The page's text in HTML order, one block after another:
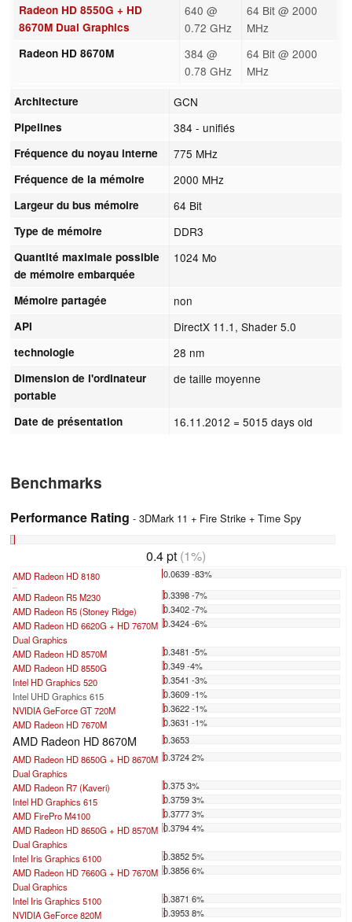
Radeon HD 8550G + HD
8670M Dual Graphics
640 @
0.72 GHz
64 Bit @ 2000
MHz
Radeon HD 8670M
384 @
0.78 GHz
64 Bit @ 2000
MHz
Architecture GCN
Pipelines 384 - unifiés
Fréquence du noyau interne 775 MHz
Fréquence de la mémoire 2000 MHz
Largeur du bus mémoire 64 Bit
Type de mémoire DDR3
Quantité maximale possible
de mémoire embarquée
1024 Mo
Mémoire partagée non
API DirectX 11.1, Shader 5.0
technologie 28 nm
Dimension de l'ordinateur
portable
de taille moyenne
Date de présentation 16.11.2012 = 5015 days old
Benchmarks
Performance Rating - 3DMark 11 + Fire Strike + Time Spy
0.4 pt (1%)
AMD Radeon HD 8180 0.0639 -83%
AMD Radeon R5 M230
0.3398 -7%
AMD Radeon R5 (Stoney Ridge)
0.3402 -7%
AMD Radeon HD 6620G + HD 7670M
Dual Graphics
0.3424 -6%
AMD Radeon HD 8570M
0.3481 -5%
AMD Radeon HD 8550G
0.349 -4%
Intel HD Graphics 520
0.3541 -3%
Intel UHD Graphics 615
0.3609 -1%
NVIDIA GeForce GT 720M
0.3622 -1%
AMD Radeon HD 7670M
0.3631 -1%
AMD Radeon HD 8670M
0.3653
AMD Radeon HD 8650G + HD 8670M
Dual Graphics
0.3724 2%
AMD Radeon R7 (Kaveri)
0.375 3%
Intel HD Graphics 615
0.3759 3%
AMD FirePro M4100
0.3777 3%
AMD Radeon HD 8650G + HD 8570M
Dual Graphics
0.3794 4%
Intel Iris Graphics 6100
0.3852 5%
AMD Radeon HD 7660G + HD 7670M
Dual Graphics
0.3856 6%
Intel Iris Graphics 5100
0.3871 6%
NVIDIA GeForce 820M
0.3953 8%